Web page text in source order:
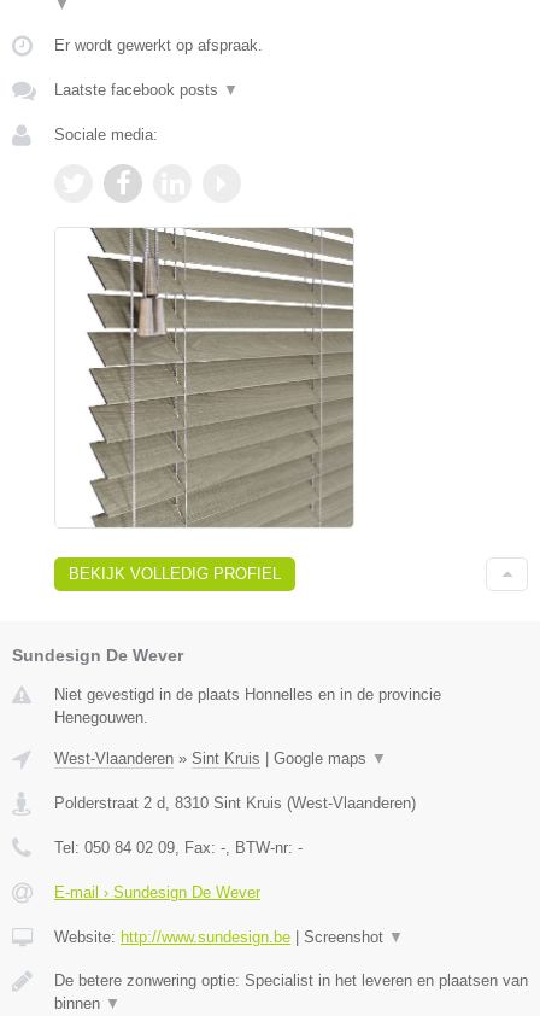
▼
Er wordt gewerkt op afspraak.
Laatste facebook posts ▼
Sociale media:
BEKIJK VOLLEDIG PROFIEL
Sundesign De Wever
Niet gevestigd in de plaats Honnelles en in de provincie
Henegouwen.
West-Vlaanderen » Sint Kruis Google maps ▼
Polderstraat 2 d 8310 Sint Kruis (West-Vlaanderen)
Tel: 050 84 02 09 , Fax: - , BTW-nr: -
E-mail › Sundesign De Wever
Website: http://www.sundesign.be Screenshot ▼
De betere zonwering optie: Specialist in het leveren en plaatsen van
binnen ▼